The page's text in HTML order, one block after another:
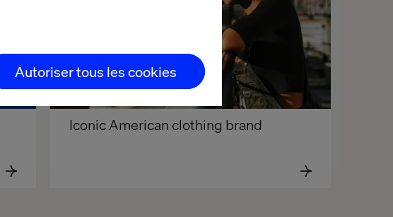
Autoriser tous les cookies
Iconic American clothing brand